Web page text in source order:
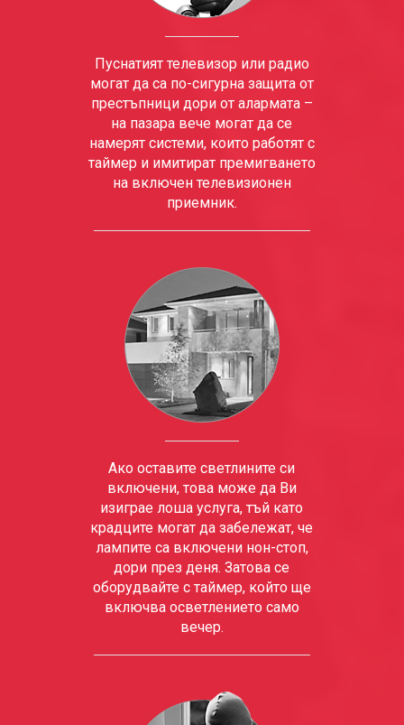
Пуснатият телевизор или радио
могат да са по-сигурна защита от
престъпници дори от алармата –
на пазара вече могат да се
намерят системи, които работят с
таймер и имитират премигването
на включен телевизионен
приемник.
Ако оставите светлините си
включени, това може да Ви
изиграе лоша услуга, тъй като
крадците могат да забележат, че
лампите са включени нон-стоп,
дори през деня. Затова се
оборудвайте с таймер, който ще
включва осветлението само
вечер.